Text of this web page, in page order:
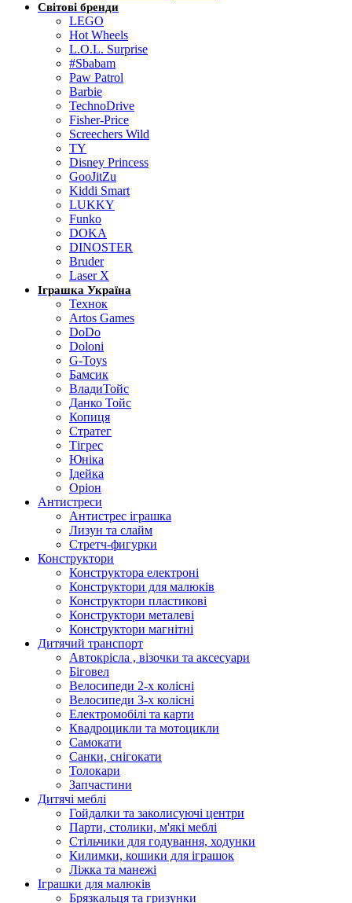
Світові бренди
LEGO
Hot Wheels
L.O.L. Surprise
#Sbabam
Paw Patrol
Barbie
TechnoDrive
Fisher-Price
Screechers Wild
TY
Disney Princess
GooJitZu
Kiddi Smart
LUKKY
Funko
DOKA
DINOSTER
Bruder
Laser X
Іграшка Україна
Технок
Artos Games
DoDo
Doloni
G-Toys
Бамсик
ВладиТойс
Данко Тойс
Копиця
Стратег
Тігрес
Юніка
Ідейка
Оріон
Антистреси
Антистрес іграшка
Лизун та слайм
Стретч-фигурки
Конструктори
Конструктора електроні
Конструктори для малюків
Конструктори пластикові
Конструктори металеві
Конструктори магнітні
Дитячий транспорт
Автокрісла , візочки та аксесуари
Біговел
Велосипеди 2-х колісні
Велосипеди 3-х колісні
Електромобілі та карти
Квадроцикли та мотоцикли
Самокати
Санки, снігокати
Толокари
Запчастини
Дитячі меблі
Гойдалки та заколисуючі центри
Парти, столики, м'які меблі
Стільчики для годування, ходунки
Килимки, кошики для іграшок
Ліжка та манежі
Іграшки для малюків
Брязкальця та гризунки